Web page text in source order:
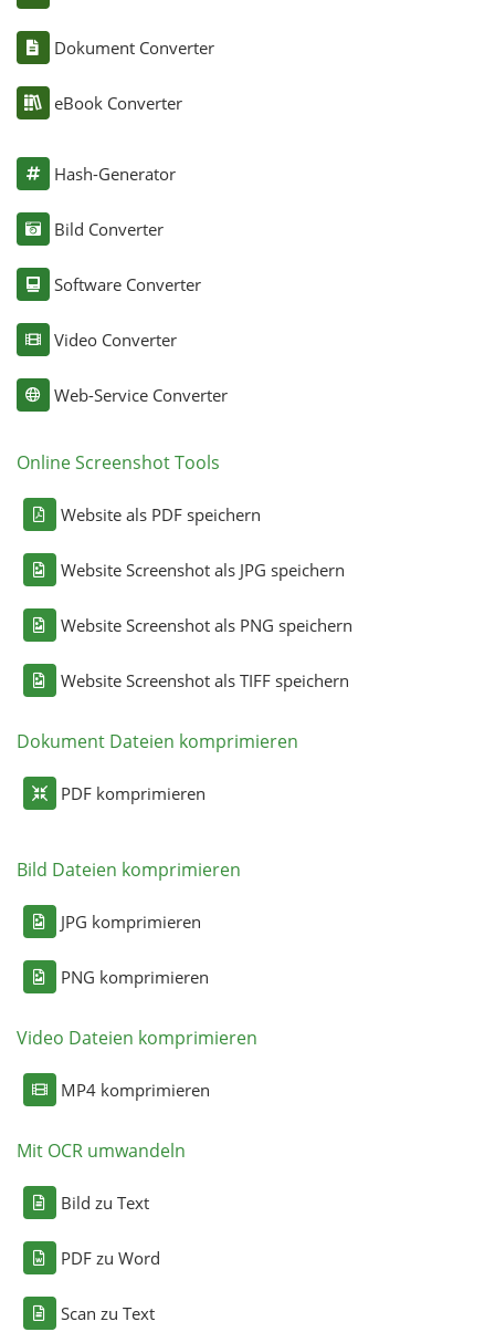
Dokument Converter
eBook Converter
Hash-Generator
Bild Converter
Software Converter
Video Converter
Web-Service Converter
Online Screenshot Tools
Website als PDF speichern
Website Screenshot als JPG speichern
Website Screenshot als PNG speichern
Website Screenshot als TIFF speichern
Dokument Dateien komprimieren
PDF komprimieren
Bild Dateien komprimieren
JPG komprimieren
PNG komprimieren
Video Dateien komprimieren
MP4 komprimieren
Mit OCR umwandeln
Bild zu Text
PDF zu Word
Scan zu Text